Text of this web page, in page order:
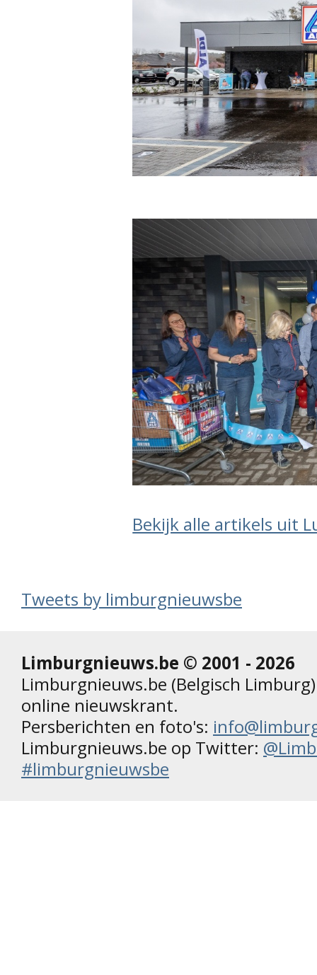
Bekijk alle artikels uit
Tweets by limburgnieuwsbe
Limburgnieuws.be © 2001 - 2026
Limburgnieuws.be (Belgisch
online nieuwskrant.
Persberichten en foto's:
Limburgnieuws.be op Twitter:
#limburgnieuwsbe